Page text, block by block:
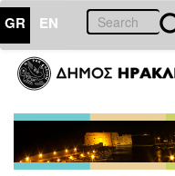
GR EN
ΑΝΘΕΚΤΙΚΗ
ΠΟΛΗ
Κοινωνική
Πολιτική
Νέα